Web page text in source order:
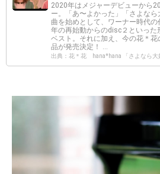
2020年はメジャーデビューから
ー。「あ〜よかった」「さよな
曲を始めとして、ワーナー時代
年の再始動からのdisc２といった
ベスト。それに加え、今の花＊
品が発売決定！ ...
出典：花＊花 hana*hana 「さよなら大